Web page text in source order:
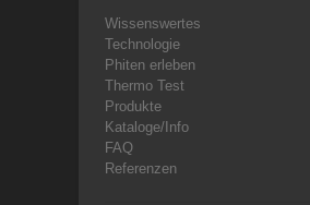
Wissenswertes
Technologie
Phiten erleben
Thermo Test
Produkte
Kataloge/Info
FAQ
Referenzen